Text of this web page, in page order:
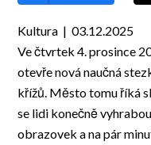
Kultura | 03.12.2025
Ve čtvrtek 4. prosince
otevře nová naučná
křížů. Město tomu říká
se lidi konečně
obrazovek a na pár